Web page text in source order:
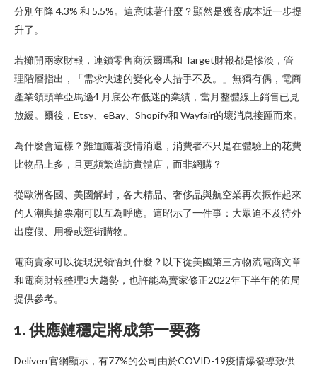
分別年降 4.3% 和 5.5%。這意味著什麼？顯然是獲客成本近一步提
升了。
若攤開兩家財報，連鎖零售商沃爾瑪和 Target財報都是慘淡，管
理階層指出，「需求快速的變化令人措手不及。」無獨有偶，電商
產業領頭羊亞馬遜4 月底公布低迷的業績，當月整體線上銷售已見
放緩。爾後，Etsy、eBay、Shopify和 Wayfair的壞消息接踵而來。
為什麼會這樣？難道隨著疫情消退，消費者不只是在體驗上的花費
比物品上多，且更頻繁造訪實體店，而非網購？
從歐洲各國、美國解封，各大精品、奢侈品與航空業再次振作起來
的人潮與搶票潮可以互為呼應。這昭示了一件事：大眾迫不及待外
出度假、用餐或逛街購物。
電商賣家可以從現況領悟到什麼？以下從美國第三方物流電商文章
和電商財報整理3大趨勢，也許能為賣家修正2022年下半年的佈局
提供參考。
1. 供應鏈穩定將成第一要務
Deliverr官網顯示，有77%的公司由於COVID-19疫情爆發導致供